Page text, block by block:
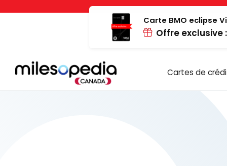
Panneau de gestion des cookies
Carte BMO eclipse
Offre exclusive
Cartes de